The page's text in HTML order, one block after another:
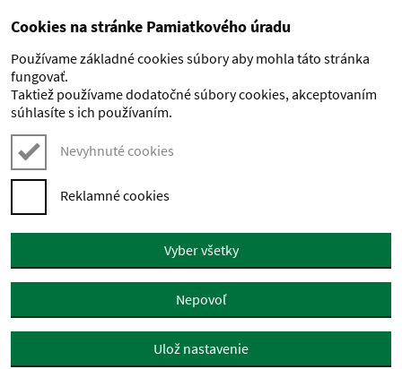
Preskočiť na hlavný obsah
Cookies na stránke Pamiatkového úradu
Používame základné cookies súbory aby mohla táto stránka
fungovať.
Taktiež používame dodatočné súbory cookies, akceptovaním
súhlasíte s ich používaním.
Nevyhnuté cookies
Reklamné cookies
Vyber všetky
Nepovoľ
Ulož nastavenie